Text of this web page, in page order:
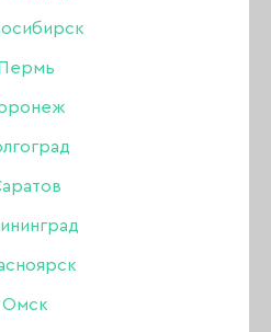
Пермь
Омск
сопла, 5 шт